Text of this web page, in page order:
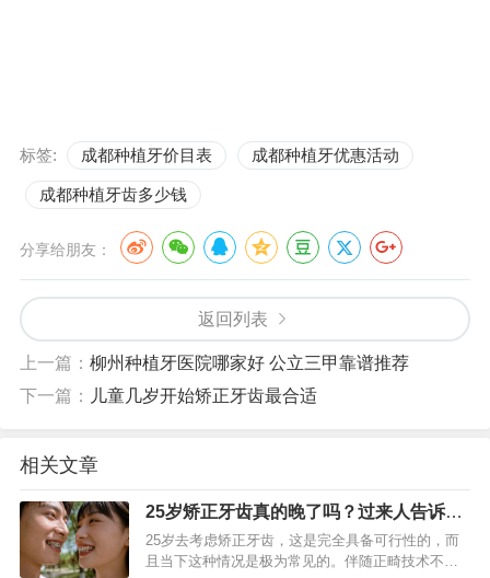
标签: 成都种植牙价目表 成都种植牙优惠活动
成都种植牙齿多少钱
分享给朋友：
返回列表
上一篇： 柳州种植牙医院哪家好 公立三甲靠谱推荐
下一篇：
儿童几岁开始矫正牙齿最合适
相关文章
25岁矫正牙齿真的晚了吗？过来人告诉你
可行的方法与时间
25岁去考虑矫正牙齿，这是完全具备可行性的，而
且当下这种情况是极为常见的。伴随正畸技术不断